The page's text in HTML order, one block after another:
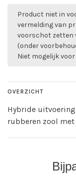
Product niet in
vermelding van
voorschot zetten
(onder
Niet mogelijk
OVERZICHT
Hybride uitvoering
rubberen zool